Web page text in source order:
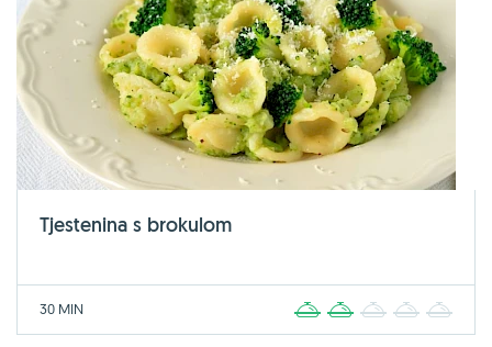
Tjestenina s brokulom
30 MIN 2 3 4